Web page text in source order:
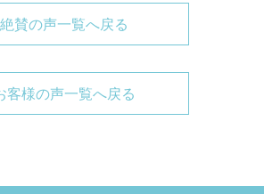
絶賛の声一覧へ戻る
客様の声一覧へ戻る